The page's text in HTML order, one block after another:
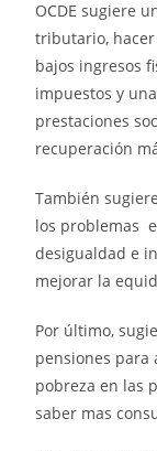
OCDE sugiere
tributario,
bajos ingresos
impuestos y
prestaciones
recuperación
También
los problemas
desigualdad e
mejorar la
Por último,
pensiones
pobreza en las
saber mas